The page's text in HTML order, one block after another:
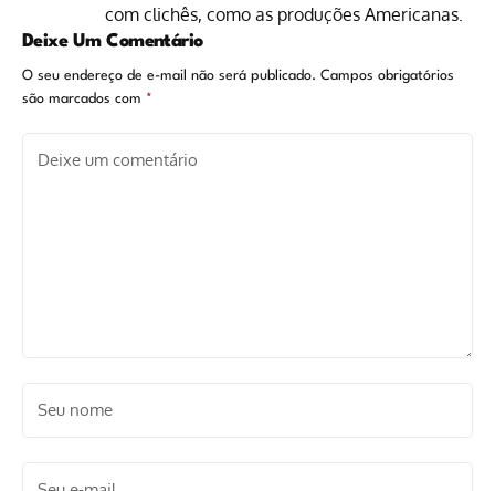
com clichês, como as produções Americanas.
Deixe Um Comentário
O seu endereço de e-mail não será publicado. Campos obrigatórios
são marcados com *